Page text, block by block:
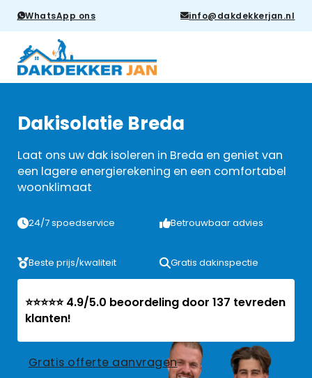
WhatsApp ons info@dakdekkerjan.nl
Dakisolatie Breda
Laat ons uw dak isoleren in Breda en geniet van
een lagere energierekening en een comfortabel
woonklimaat
24/7 spoedservice Betrouwbaar advies
Beste prijs/kwaliteit Gratis dakinspectie
⭐⭐⭐⭐⭐ 4.9/5.0 beoordeling door 137 tevreden
klanten!
Gratis offerte aanvragen